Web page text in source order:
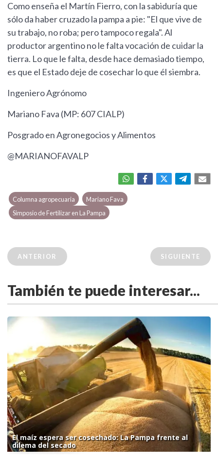
Como enseña el Martín Fierro, con la sabiduría que
sólo da haber cruzado la pampa a pie: "El que vive de
su trabajo, no roba; pero tampoco regala". Al
productor argentino no le falta vocación de cuidar la
tierra. Lo que le falta, desde hace demasiado tiempo,
es que el Estado deje de cosechar lo que él siembra.
Ingeniero Agrónomo
Mariano Fava (MP: 607 CIALP)
Posgrado en Agronegocios y Alimentos
@MARIANOFAVALP
Columna agropecuaria
Mariano Fava
Simposio de Fertilizar en La Pampa
ANTERIOR SIGUIENTE
También te puede interesar...
El maíz espera ser cosechado: La Pampa frente al
dilema del secado